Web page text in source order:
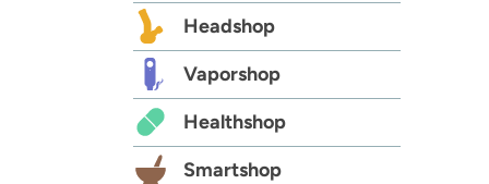
Headshop
Vaporshop
Healthshop
Smartshop